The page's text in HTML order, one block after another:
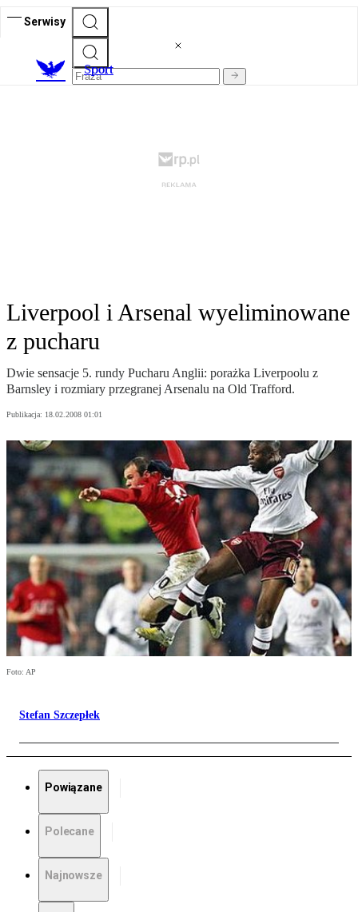
Serwisy
Sport
Liverpool i Arsenal wyeliminowane
z pucharu
Dwie sensacje 5. rundy Pucharu Anglii: porażka Liverpoolu z
Barnsley i rozmiary przegranej Arsenalu na Old Trafford.
Publikacja: 18.02.2008 01:01
Foto: AP
Stefan Szczepłek
Powiązane
Polecane
Najnowsze